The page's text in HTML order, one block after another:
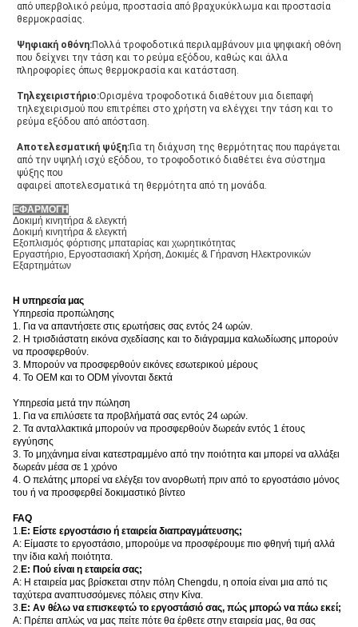
από υπερβολικό ρεύμα, προστασία από βραχυκύκλωμα και προστασία
θερμοκρασίας.
Ψηφιακή οθόνη:Πολλά τροφοδοτικά περιλαμβάνουν μια ψηφιακή οθόνη
που δείχνει την τάση και το ρεύμα εξόδου, καθώς και άλλα
πληροφορίες όπως θερμοκρασία και κατάσταση.
Τηλεχειριστήριο:Ορισμένα τροφοδοτικά διαθέτουν μια διεπαφή
τηλεχειρισμού που επιτρέπει στο χρήστη να ελέγχει την τάση και το
ρεύμα εξόδου από απόσταση.
Αποτελεσματική ψύξη:Για τη διάχυση της θερμότητας που παράγεται
από την υψηλή ισχύ εξόδου, το τροφοδοτικό διαθέτει ένα σύστημα
ψύξης που
αφαιρεί αποτελεσματικά τη θερμότητα από τη μονάδα.
ΕΦΑΡΜΟΓΗ
Δοκιμή κινητήρα & ελεγκτή
Δοκιμή κινητήρα & ελεγκτή
Εξοπλισμός φόρτισης μπαταρίας και χωρητικότητας
Εργαστήριο, Εργοστασιακή Χρήση, Δοκιμές & Γήρανση Ηλεκτρονικών
Εξαρτημάτων
Η υπηρεσία μας
Υπηρεσία προπώλησης
1. Για να απαντήσετε στις ερωτήσεις σας εντός 24 ωρών.
2. Η τρισδιάστατη εικόνα σχεδίασης και το διάγραμμα καλωδίωσης μπορούν
να προσφερθούν.
3. Μπορούν να προσφερθούν εικόνες εσωτερικού μέρους
4. Το OEM και το ODM γίνονται δεκτά
Υπηρεσία μετά την πώληση
1. Για να επιλύσετε τα προβλήματά σας εντός 24 ωρών.
2. Τα ανταλλακτικά μπορούν να προσφερθούν δωρεάν εντός 1 έτους
εγγύησης
3. Το μηχάνημα είναι κατεστραμμένο από την ποιότητα και μπορεί να αλλάξει
δωρεάν μέσα σε 1 χρόνο
4. Ο πελάτης μπορεί να ελέγξει τον ανορθωτή πριν από το εργοστάσιο μόνος
του ή να προσφερθεί δοκιμαστικό βίντεο
FAQ
1.Ε: Είστε εργοστάσιο ή εταιρεία διαπραγμάτευσης;
Α: Είμαστε το εργοστάσιο, μπορούμε να προσφέρουμε πιο φθηνή τιμή αλλά
την ίδια καλή ποιότητα.
2.Ε: Πού είναι η εταιρεία σας;
Α: Η εταιρεία μας βρίσκεται στην πόλη Chengdu, η οποία είναι μια από τις
ταχύτερα αναπτυσσόμενες πόλεις στην Κίνα.
3.Ε: Αν θέλω να επισκεφτώ το εργοστάσιό σας, πώς μπορώ να πάω εκεί;
Α: Πρέπει απλώς να μας πείτε πότε θα έρθετε στην εταιρεία μας, θα σας